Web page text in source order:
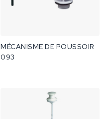
MÉCANISME DE POUSSOIR
093